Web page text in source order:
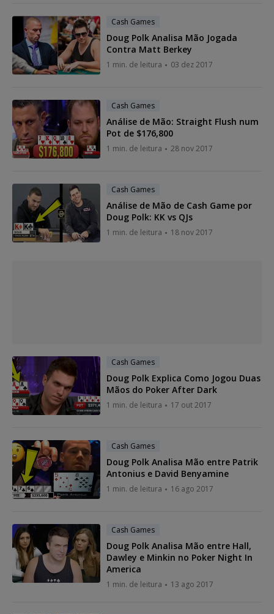
Cash Games
Doug Polk Analisa Mão Jogada
Contra Matt Berkey
1 min. de leitura 03 dez 2017
Cash Games
Análise de Mão: Straight Flush num
Pot de $176,800
1 min. de leitura 28 nov 2017
Cash Games
Análise de Mão de Cash Game por
Doug Polk: KK vs QJs
1 min. de leitura 18 nov 2017
Cash Games
Doug Polk Explica Como Jogou Duas
Mãos do Poker After Dark
1 min. de leitura 17 out 2017
Cash Games
Doug Polk Analisa Mão entre Patrik
Antonius e David Benyamine
1 min. de leitura 16 ago 2017
Cash Games
Doug Polk Analisa Mão entre Hall,
Dawley e Minkin no Poker Night In
America
1 min. de leitura 13 ago 2017